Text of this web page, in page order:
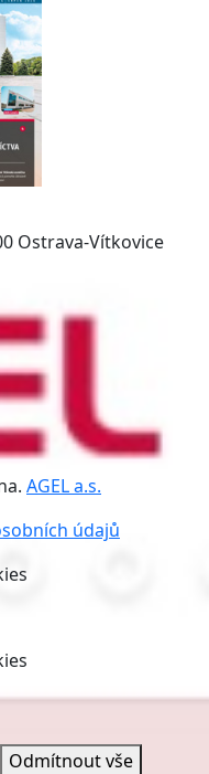
Ostrava-Vítkovice
AGEL a.s.
údajů
Odmítnout vše